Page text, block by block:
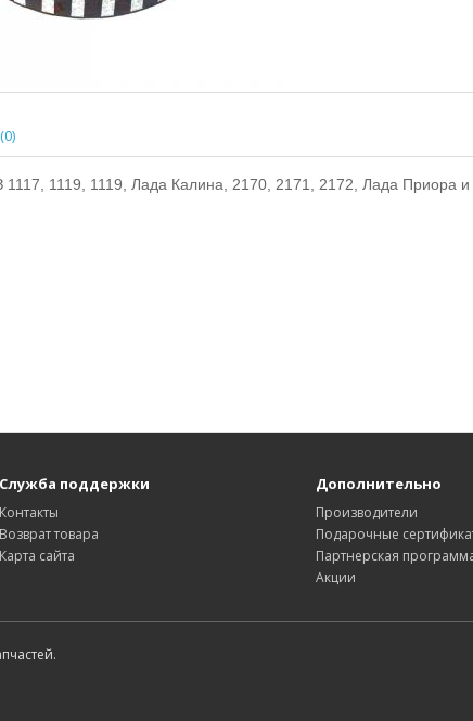
1119, 1119, Лада Калина, 2170, 2171, 2172, Лада Приора и
Служба поддержки
Контакты
Возврат товара
Карта сайта
Дополнительно
Производители
Подарочные
Партнерская
Акции